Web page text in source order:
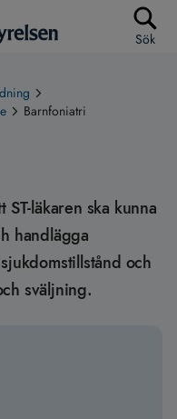
Sök
Barnfoniatri
läkaren ska kunna
handlägga
och
sväljning.